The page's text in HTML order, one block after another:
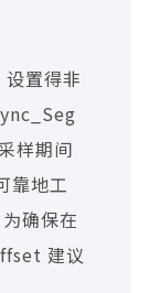
置得非
样期间
靠地工
确保在
建议